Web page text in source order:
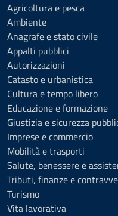
Agricoltura e pesca
Ambiente
Anagrafe e stato civile
Appalti pubblici
Autorizzazioni
Catasto e urbanistica
Cultura e tempo libero
Educazione e formazione
Giustizia e sicurezza
Imprese e commercio
Mobilità e trasporti
Salute, benessere e
Tributi, finanze e
Turismo
Vita lavorativa